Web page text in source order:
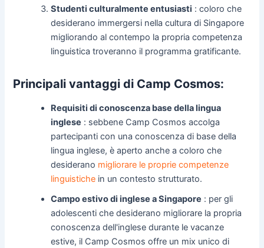
Studenti culturalmente entusiasti : coloro che
desiderano immergersi nella cultura di Singapore
migliorando al contempo la propria competenza
linguistica troveranno il programma gratificante.
Principali vantaggi di Camp Cosmos:
Requisiti di conoscenza base della lingua
inglese : sebbene Camp Cosmos accolga
partecipanti con una conoscenza di base della
lingua inglese, è aperto anche a coloro che
desiderano migliorare le proprie competenze
linguistiche in un contesto strutturato.
Campo estivo di inglese a Singapore : per gli
adolescenti che desiderano migliorare la propria
conoscenza dell'inglese durante le vacanze
estive, il Camp Cosmos offre un mix unico di